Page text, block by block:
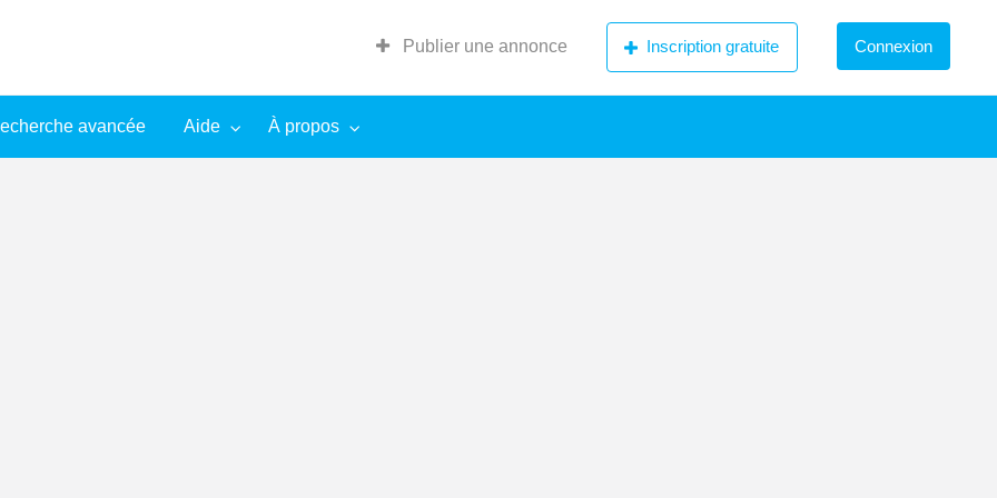
Publier une annonce Inscription gratuite Connexion
avancée Aide À propos